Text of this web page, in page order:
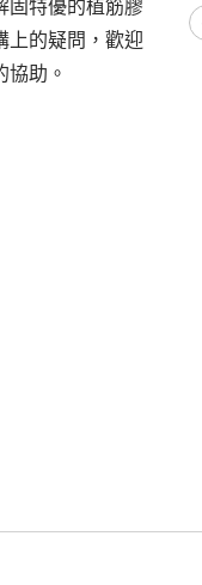
固特優的植筋膠
上的疑問，歡迎
協助。